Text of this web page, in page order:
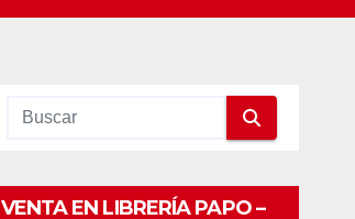
VENTA EN LIBRERÍA PAPO –